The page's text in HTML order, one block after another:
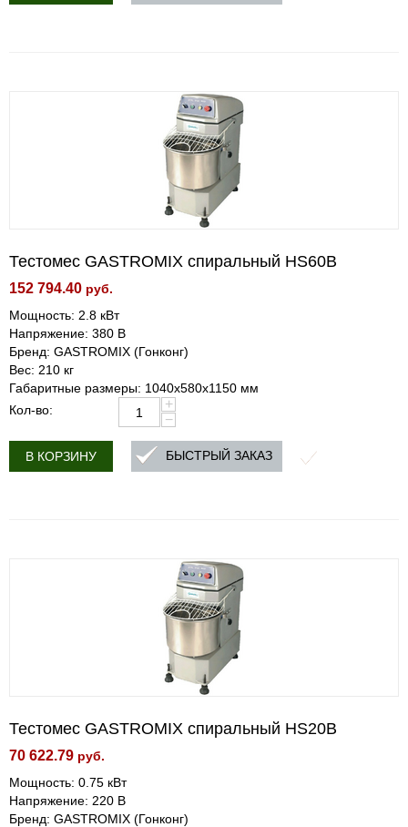
Тестомес GASTROMIX спиральный HS60В
152 794.40 руб.
Мощность: 2.8 кВт
Напряжение: 380 В
Бренд: GASTROMIX (Гонконг)
Вес: 210 кг
Габаритные размеры: 1040х580х1150 мм
Кол-во:
+
−
В КОРЗИНУ БЫСТРЫЙ ЗАКАЗ
Тестомес GASTROMIX спиральный HS20В
70 622.79 руб.
Мощность: 0.75 кВт
Напряжение: 220 В
Бренд: GASTROMIX (Гонконг)